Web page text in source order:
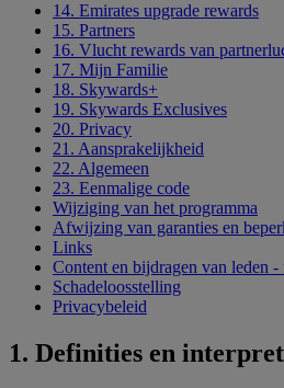
14. Emirates upgrade rewards
15. Partners
16. Vlucht rewards van
17. Mijn Familie
18. Skywards+
19. Skywards Exclusives
20. Privacy
21. Aansprakelijkheid
22. Algemeen
23. Eenmalige code
Wijziging van het programma
Afwijzing van garanties en
Links
Content en bijdragen van leden -
Schadeloosstelling
Privacybeleid
1. Definities en